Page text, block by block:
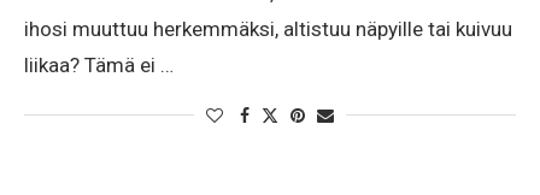
ihosi muuttuu herkemmäksi, altistuu näpyille tai kuivuu
liikaa? Tämä ei …